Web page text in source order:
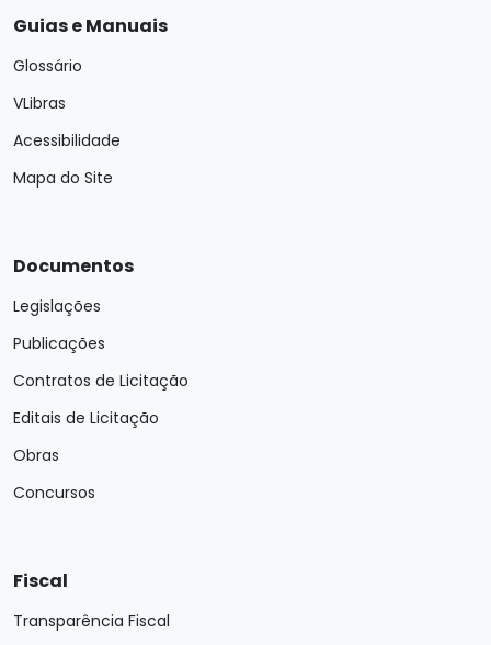
Guias e Manuais
Glossário
VLibras
Acessibilidade
Mapa do Site
Documentos
Legislações
Publicações
Contratos de Licitação
Editais de Licitação
Obras
Concursos
Fiscal
Transparência Fiscal